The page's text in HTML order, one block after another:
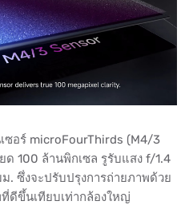
ซอร์ microFourThirds (M4/3
100 ล้านพิกเซล รูรับแสง f/1.4
. ซึ่งจะปรับปรุงการถ่ายภาพด้วย
ขึ้นเทียบเท่ากล้องใหญ่